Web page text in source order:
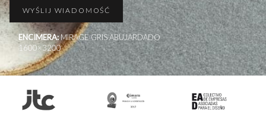
ENCIMERA:MIRAGE GRIS ABUJARDADO
1600×3200